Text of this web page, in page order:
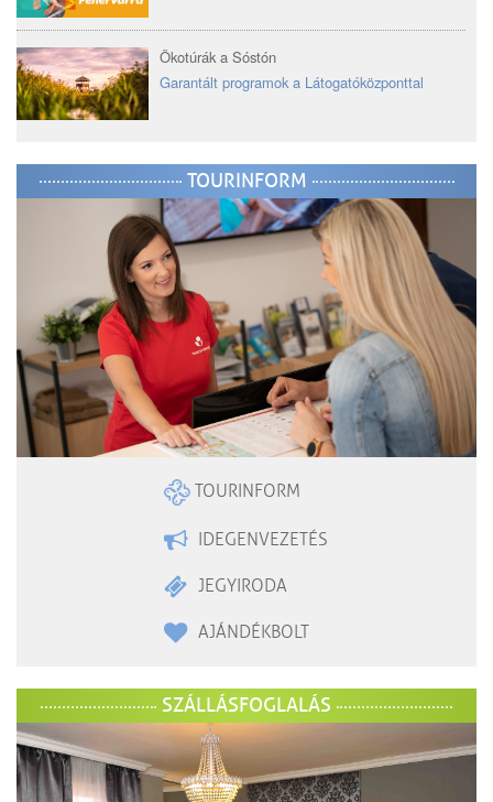
Ökotúrák a Sóstón
Garantált programok a Látogatóközponttal
TOURINFORM
TOURINFORM
IDEGENVEZETÉS
JEGYIRODA
AJÁNDÉKBOLT
SZÁLLÁSFOGLALÁS